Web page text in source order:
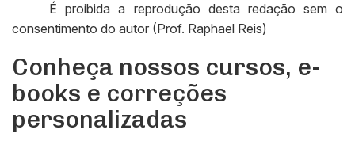
É proibida a reprodução desta redação sem o
consentimento do autor (Prof. Raphael Reis)
Conheça nossos cursos, e-
books e correções
personalizadas